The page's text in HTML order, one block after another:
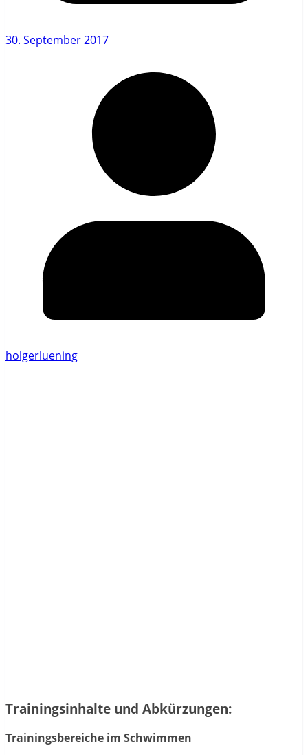
30. September 2017
holgerluening
Trainingsinhalte und Abkürzungen:
Trainingsbereiche im Schwimmen